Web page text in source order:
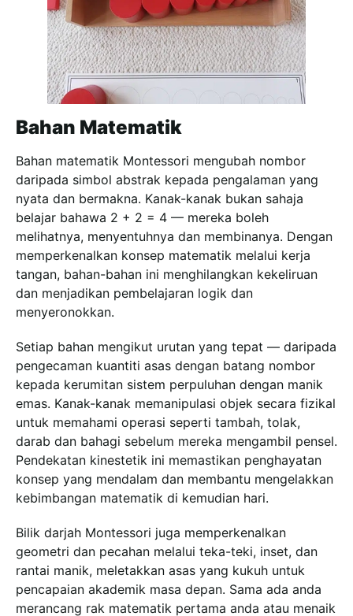
Bahan Matematik
Bahan matematik Montessori mengubah nombor
daripada simbol abstrak kepada pengalaman yang
nyata dan bermakna. Kanak-kanak bukan sahaja
belajar bahawa 2 + 2 = 4 — mereka boleh
melihatnya, menyentuhnya dan membinanya. Dengan
memperkenalkan konsep matematik melalui kerja
tangan, bahan-bahan ini menghilangkan kekeliruan
dan menjadikan pembelajaran logik dan
menyeronokkan.
Setiap bahan mengikut urutan yang tepat — daripada
pengecaman kuantiti asas dengan batang nombor
kepada kerumitan sistem perpuluhan dengan manik
emas. Kanak-kanak memanipulasi objek secara fizikal
untuk memahami operasi seperti tambah, tolak,
darab dan bahagi sebelum mereka mengambil pensel.
Pendekatan kinestetik ini memastikan penghayatan
konsep yang mendalam dan membantu mengelakkan
kebimbangan matematik di kemudian hari.
Bilik darjah Montessori juga memperkenalkan
geometri dan pecahan melalui teka-teki, inset, dan
rantai manik, meletakkan asas yang kukuh untuk
pencapaian akademik masa depan. Sama ada anda
merancang rak matematik pertama anda atau menaik